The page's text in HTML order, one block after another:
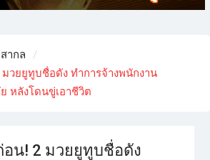
ากล
วยยูทูบชื่อดัง ทำการจ้างพนักงาน
หลังโดนขู่เอาชีวิต
อน! 2 มวยยูทูบชื่อดัง